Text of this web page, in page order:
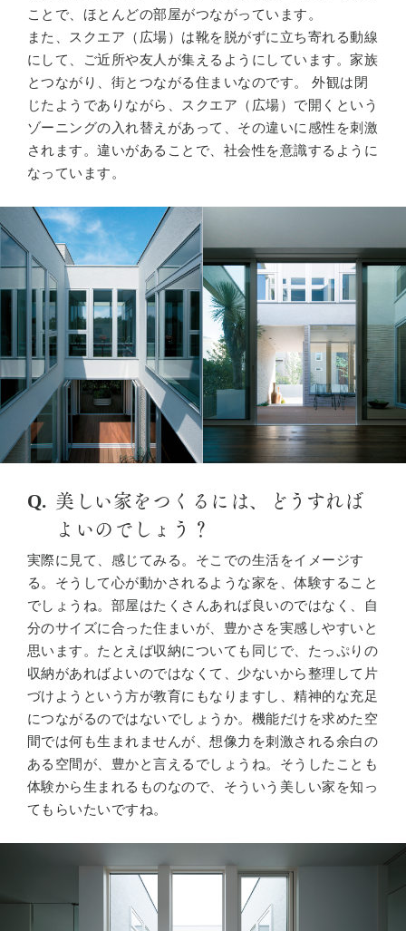
ことで、ほとんどの部屋がつながっています。
また、スクエア（広場）は靴を脱がずに立ち寄れる動線
にして、ご近所や友人が集えるようにしています。家族
とつながり、街とつながる住まいなのです。 外観は閉
じたようでありながら、スクエア（広場）で開くという
ゾーニングの入れ替えがあって、その違いに感性を刺激
されます。違いがあることで、社会性を意識するように
なっています。
美しい家をつくるには、どうすれば
よいのでしょう？
実際に見て、感じてみる。そこでの生活をイメージす
る。そうして心が動かされるような家を、体験すること
でしょうね。部屋はたくさんあれば良いのではなく、自
分のサイズに合った住まいが、豊かさを実感しやすいと
思います。たとえば収納についても同じで、たっぷりの
収納があればよいのではなくて、少ないから整理して片
づけようという方が教育にもなりますし、精神的な充足
につながるのではないでしょうか。機能だけを求めた空
間では何も生まれませんが、想像力を刺激される余白の
ある空間が、豊かと言えるでしょうね。そうしたことも
体験から生まれるものなので、そういう美しい家を知っ
てもらいたいですね。